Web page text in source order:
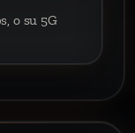
o su 5G